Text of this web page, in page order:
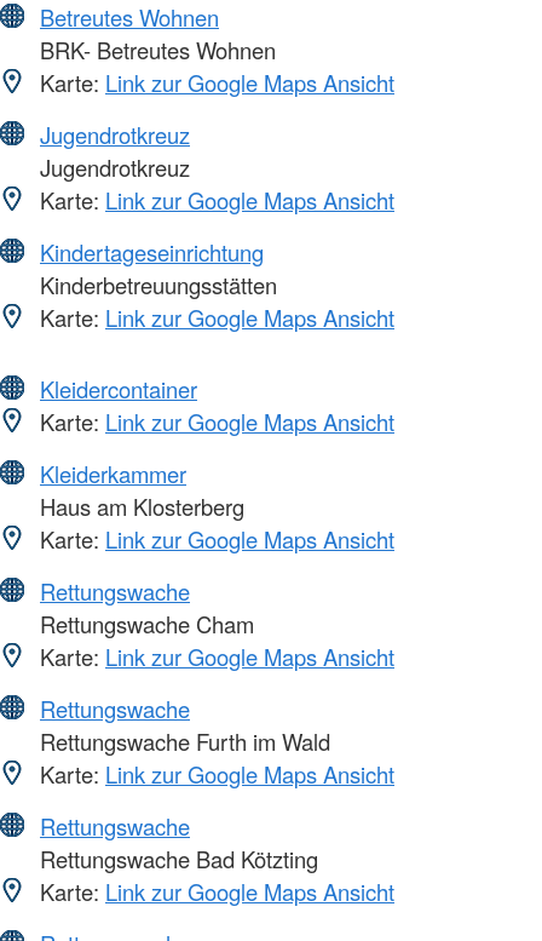
Betreutes Wohnen
BRK- Betreutes Wohnen
Karte: Link zur Google Maps Ansicht
Jugendrotkreuz
Jugendrotkreuz
Karte: Link zur Google Maps Ansicht
Kindertageseinrichtung
Kinderbetreuungsstätten
Karte: Link zur Google Maps Ansicht
Kleidercontainer
Karte: Link zur Google Maps Ansicht
Kleiderkammer
Haus am Klosterberg
Karte: Link zur Google Maps Ansicht
Rettungswache
Rettungswache Cham
Karte: Link zur Google Maps Ansicht
Rettungswache
Rettungswache Furth im Wald
Karte: Link zur Google Maps Ansicht
Rettungswache
Rettungswache Bad Kötzting
Karte: Link zur Google Maps Ansicht